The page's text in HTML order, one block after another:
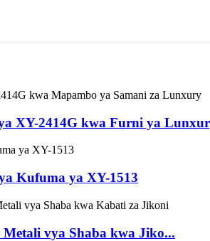
XY-2414G kwa Furni ya
Kufuma ya XY-1513
vya Shaba kwa Jiko...